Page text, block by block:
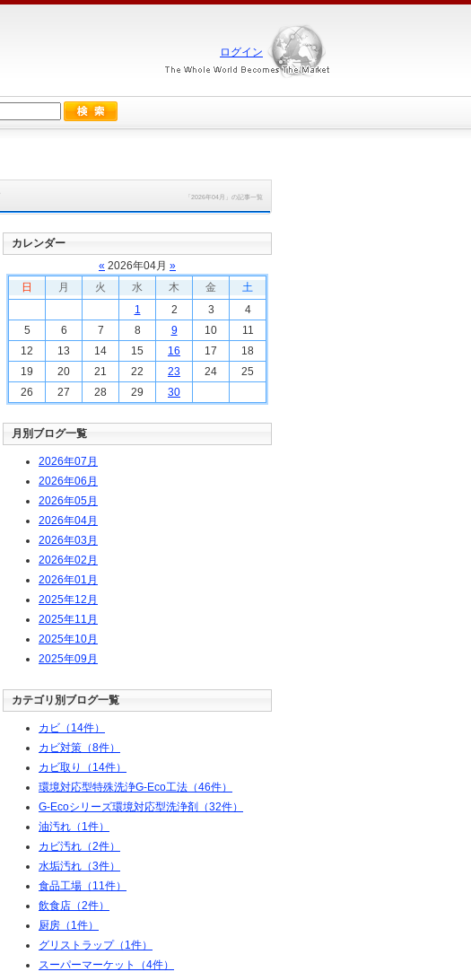
「2026年04月」の記事一覧
カレンダー
« 2026年04月 »
日
月 火 水 木 金
土
1
2 3
4
5
6 7 8 9 10
11
12
13 14 15 16 17
18
19
20 21 22 23 24
25
26
27 28 29 30
月別ブログ一覧
2026年07 月
2026年06 月
2026年05月
2026年04月
2026年03月
2026年02 月
2026年01 月
2025年12 月
2025年11 月
2025年10月
2025年09月
カテゴリ別ブログ一覧
カビ（14件）
カビ対策（8件）
カビ取り（14件）
環境対応型特殊洗浄G-Eco工法（46件）
G-Ecoシリーズ環境対応型洗浄剤（32件）
油汚れ（1件）
カビ汚れ（2件）
水垢汚れ（3件）
食品工場（11件）
飲食店（2件）
厨房（1件）
グリストラップ（1件）
スーパーマーケット（4件）
ログイン